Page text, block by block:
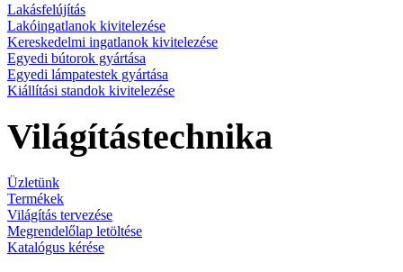
Lakásfelújítás
Lakóingatlanok kivitelezése
Kereskedelmi ingatlanok kivitelezése
Egyedi bútorok gyártása
Egyedi lámpatestek gyártása
Kiállítási standok kivitelezése
Világítástechnika
Üzletünk
Termékek
Világítás tervezése
Megrendelőlap letöltése
Katalógus kérése